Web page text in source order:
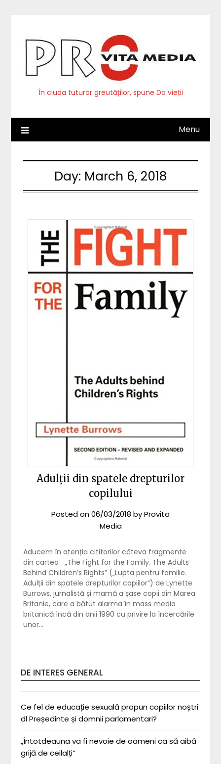
În ciuda tuturor greutăților, spune Da vieții
Menu
Day: March 6, 2018
Adulții din spatele drepturilor
copilului
Posted on06/03/2018 byProvita
Media
Aducem în atenția cititorilor câteva fragmente
din cartea „The Fight for the Family. The Adults
Behind Children’s Rights” („Lupta pentru familie.
Adulții din spatele drepturilor copiilor”) de Lynette
Burrows, jurnalistă și mamă a șase copii din Marea
Britanie, care a bătut alarma în mass media
britanică încă din anii 1990 cu privire la încercările
unor…
DE INTERES GENERAL
Ce fel de educație sexuală propun copiilor noștri
dl Președinte și domnii parlamentari?
„Întotdeauna va fi nevoie de oameni ca să aibă
grijă de ceilalți”